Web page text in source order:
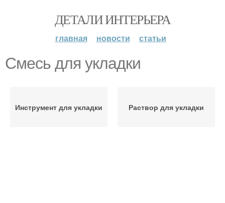
ДЕТАЛИ ИНТЕРЬЕРА
главная новости статьи
Смесь для укладки
Инструмент для укладки Раствор для укладки